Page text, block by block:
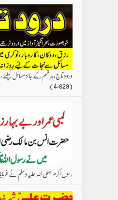
درود تاج،ہر قسم کے جائز مسائل کیلئے
(4,629)
رسول اکرم صلی اللہ علیہ وسلم نے فرمایا